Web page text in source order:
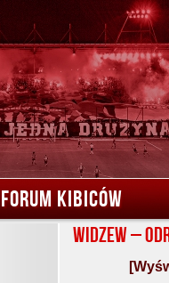
FORUM KIBICÓW
Widzew –